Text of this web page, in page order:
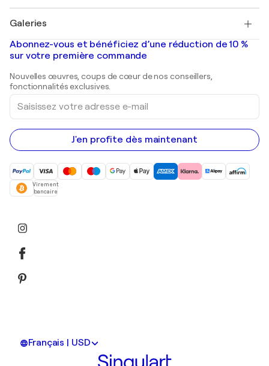
Banksy
Mr. Brainwash
Shepard Fairey
Tableaux abstraits à vendre
Peintures de paysage
Estampes
Peintures acryliques
Galeries
Galeries d'art en France
Galeries d'art en Belgique
Abonnez-vous et bénéficiez d’une réduction de 10 %
sur votre première commande
Nouvelles œuvres, coups de cœur de nos conseillers,
fonctionnalités exclusives.
Saisissez
votre
adresse
e-
mail
J'en profite dès maintenant
Virement
bancaire
Français | USD